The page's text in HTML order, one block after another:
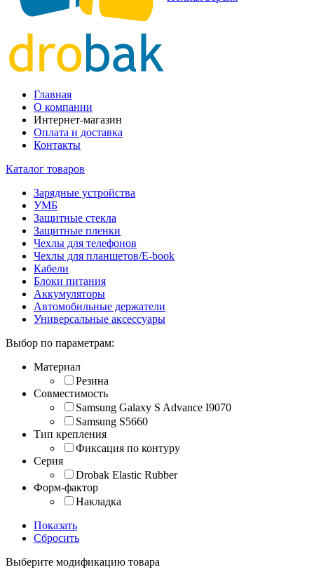
Главная
О компании
Интернет-магазин
Оплата и доставка
Контакты
Каталог товаров
Зарядные устройства
УМБ
Защитные стекла
Защитные пленки
Чехлы для телефонов
Чехлы для планшетов/E-book
Кабели
Блоки питания
Аккумуляторы
Автомобильные держатели
Универсальные аксессуары
Выбор по параметрам:
Материал
Резина
Совместимость
Samsung Galaxy S Advance I9070
Samsung S5660
Тип крепления
Фиксация по контуру
Серия
Drobak Elastic Rubber
Форм-фактор
Накладка
Показать
Сбросить
Выберите модификацию товара